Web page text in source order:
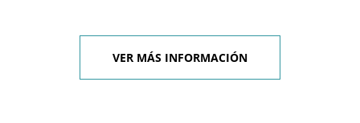
VER MÁS INFORMACIÓN